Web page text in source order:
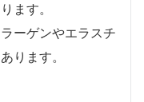
ます。
ーゲンやエラスチ
ります。